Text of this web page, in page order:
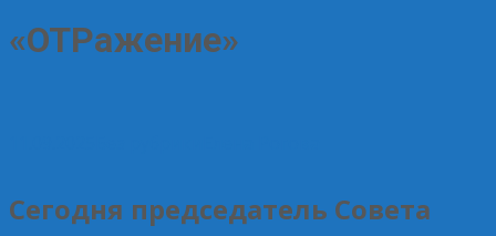
«ОТРажение»
Сегодня председатель Совета